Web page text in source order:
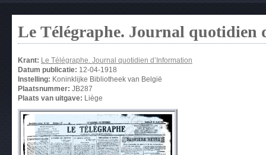
Le Télégraphe. Journal quotidien
Krant: Le Télégraphe. Journal quotidien d’Information
Datum publicatie: 12-04-1918
Instelling: Koninklijke Bibliotheek van België
Plaatsnummer: JB287
Plaats van uitgave: Liège